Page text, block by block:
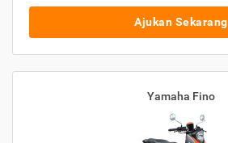
Ajukan Sekarang
Yamaha Fino